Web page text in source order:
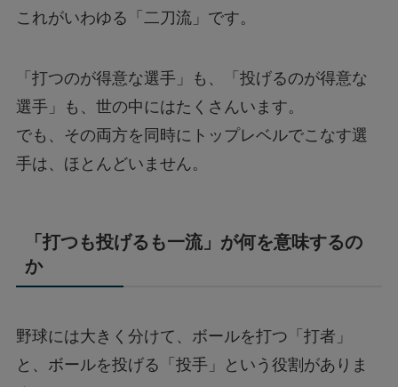
これがいわゆる「二刀流」です。
「打つのが得意な選手」も、「投げるのが得意な
選手」も、世の中にはたくさんいます。
でも、その両方を同時にトップレベルでこなす選
手は、ほとんどいません。
「打つも投げるも一流」が何を意味するの
か
野球には大きく分けて、ボールを打つ「打者」
と、ボールを投げる「投手」という役割がありま